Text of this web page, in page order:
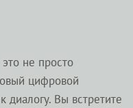
не просто
цифровой
диалогу. Вы встретите